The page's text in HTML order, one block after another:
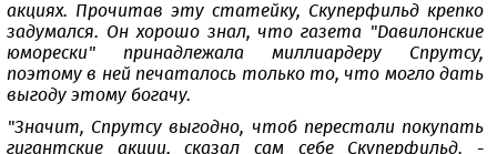
акциях. Прочитав эту статейку, Скуперфильд крепко
задумался. Он хорошо знал, что газета "Давилонские
юморески" принадлежала миллиардеру Спрутсу,
поэтому в ней печаталось только то, что могло дать
выгоду этому богачу.
"Значит, Спрутсу выгодно, чтоб перестали покупать
гигантские акции, сказал сам себе Скуперфильд. -